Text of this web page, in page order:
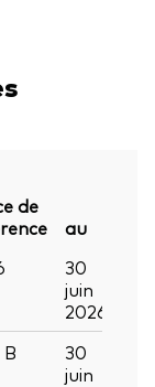
de
au
30
juin
2026
B
30
juin